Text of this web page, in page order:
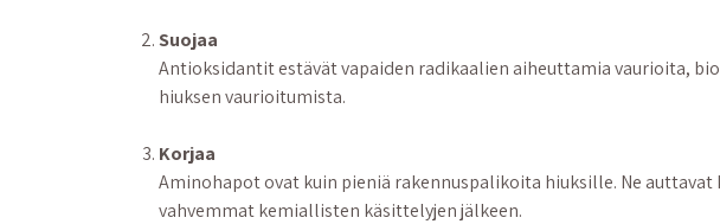
Suojaa
Antioksidantit estävät vapaiden radikaalien aiheuttamia vaurioita,
hiuksen vaurioitumista.
Korjaa
Aminohapot ovat kuin pieniä rakennuspalikoita hiuksille. Ne
vahvemmat kemiallisten käsittelyjen jälkeen.